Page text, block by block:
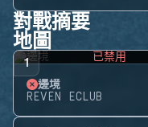
對戰摘要
地圖
1 已禁用
邊境
REVEN ECLUB